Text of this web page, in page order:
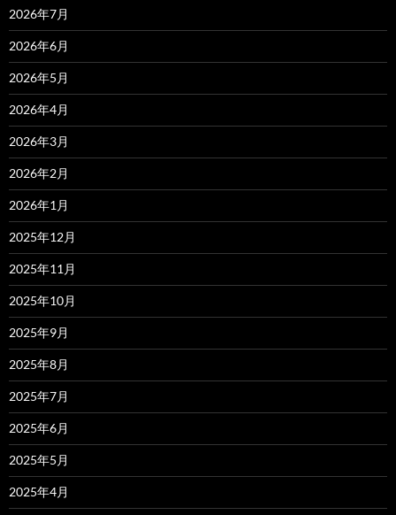
2026年7月
2026年6月
2026年5月
2026年4月
2026年3月
2026年2月
2026年1月
2025年12月
2025年11月
2025年10月
2025年9月
2025年8月
2025年7月
2025年6月
2025年5月
2025年4月